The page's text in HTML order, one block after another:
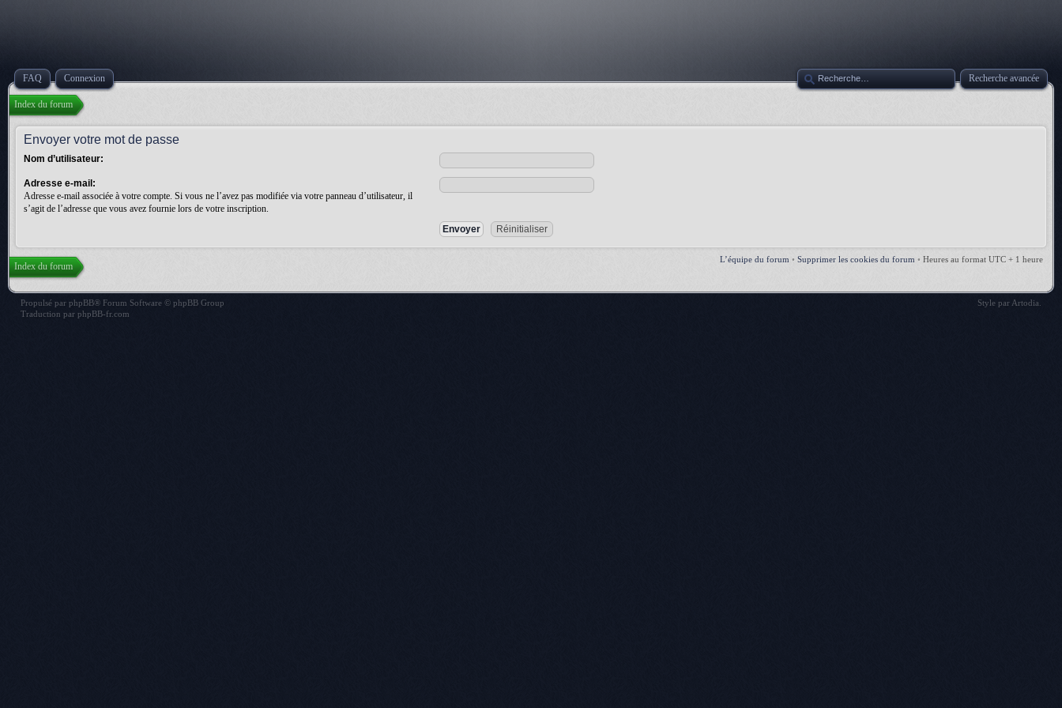
FAQ Connexion Recherche avancée
Index du forum
Envoyer votre mot de passe
Nom d’utilisateur:
Adresse e-mail:
Adresse e-mail associée à votre compte. Si vous ne l’avez pas modifiée via votre panneau d’utilisateur, il
s’agit de l’adresse que vous avez fournie lors de votre inscription.
L’équipe du forum • Supprimer les cookies du forum • Heures au format UTC + 1 heure
Index du forum
Propulsé par phpBB® Forum Software © phpBB Group
Traduction par phpBB-fr.com
Style par Artodia